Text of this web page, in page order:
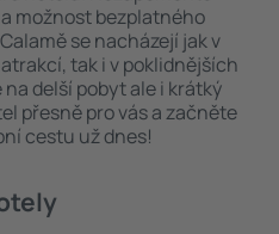
možnost bezplatného
se nacházejí jak v
tak i v poklidnějších
delší pobyt ale i krátký
přesně pro vás a začněte
cestu už dnes!